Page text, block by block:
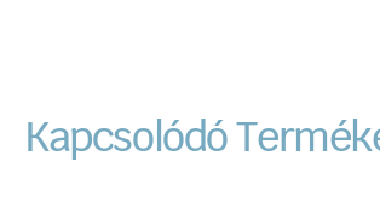
Kapcsolódó